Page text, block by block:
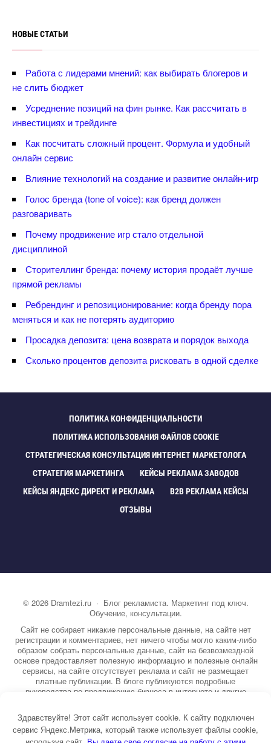
НОВЫЕ СТАТЬИ
Работа с лидерами мнений: как выбирать блогеров и
не слить бюджет
Усреднение позиций на фин рынке. Как рассчитать
инвестициях и трейдинге
Как посчитать сложный процент. Формула и удобный
онлайн сервис
лияние технологий на создание и развитие онлайн-игр
Голос бренда (tone of voice): как бренд должен
разговаривать
Почему продвижение игр стало отдельной
дисциплиной
Сторителлинг бренда: почему история продаёт лучше
прямой рекламы
Ребрендинг и репозиционирование: когда бренду пора
меняться и как не потерять аудиторию
Просадка депозита: цена возврата и порядок выхода
Сколько процентов депозита рисковать в одной сделке
ПОЛИТИКА КОНФИДЕНЦИАЛЬНОСТИ
ПОЛИТИКА ИСПОЛЬЗОВАНИЯ ФАЙЛОВ COOKIE
СТРАТЕГИЧЕСКАЯ КОНСУЛЬТАЦИЯ ИНТЕРНЕТ МАРКЕТОЛОГА
СТРАТЕГИЯ МАРКЕТИНГА
КЕЙСЫ РЕКЛАМА ЗАВОДО
КЕЙСЫ ЯНДЕКС ДИРЕКТ И РЕКЛАМА
B2B РЕКЛАМА КЕЙСЫ
ОТЗЫВЫ
© 2026 Dramtezi.ru· Блог рекламиста. Маркетинг под ключ.
Обучение, консультации.
Сайт не собирает никакие персональные данные, на сайте нет
регистрации и комментариев, нет ничего чтобы могло каким-либо
образом собрать персональные данные, сайт на безвозмездной
основе предоставляет полезную информацию и полезные онлайн
сервисы, на сайте отсутствует реклама и сайт не размещает
платные публикации. В блоге публикуются подробные
руководства по продвижению бизнеса в интернете и другие
информацию о маркетинге, рекламе, копирайтинге и другие темы.
На сайте опубликовано более 3000 статей.
Здравствуйте! Этот сайт использует cookie. К сайту подключен
сервис Яндекс.Метрика, который также использует файлы cookie,